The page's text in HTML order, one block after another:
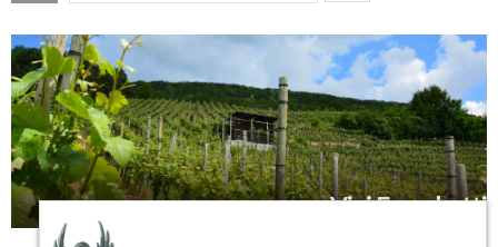
Vini Franchetti